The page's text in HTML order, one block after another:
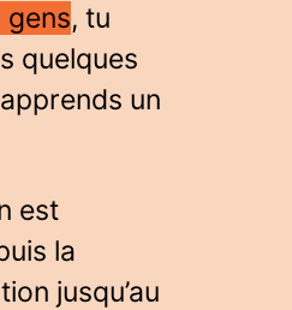
, tu
quelques
un
est
la
jusqu’au